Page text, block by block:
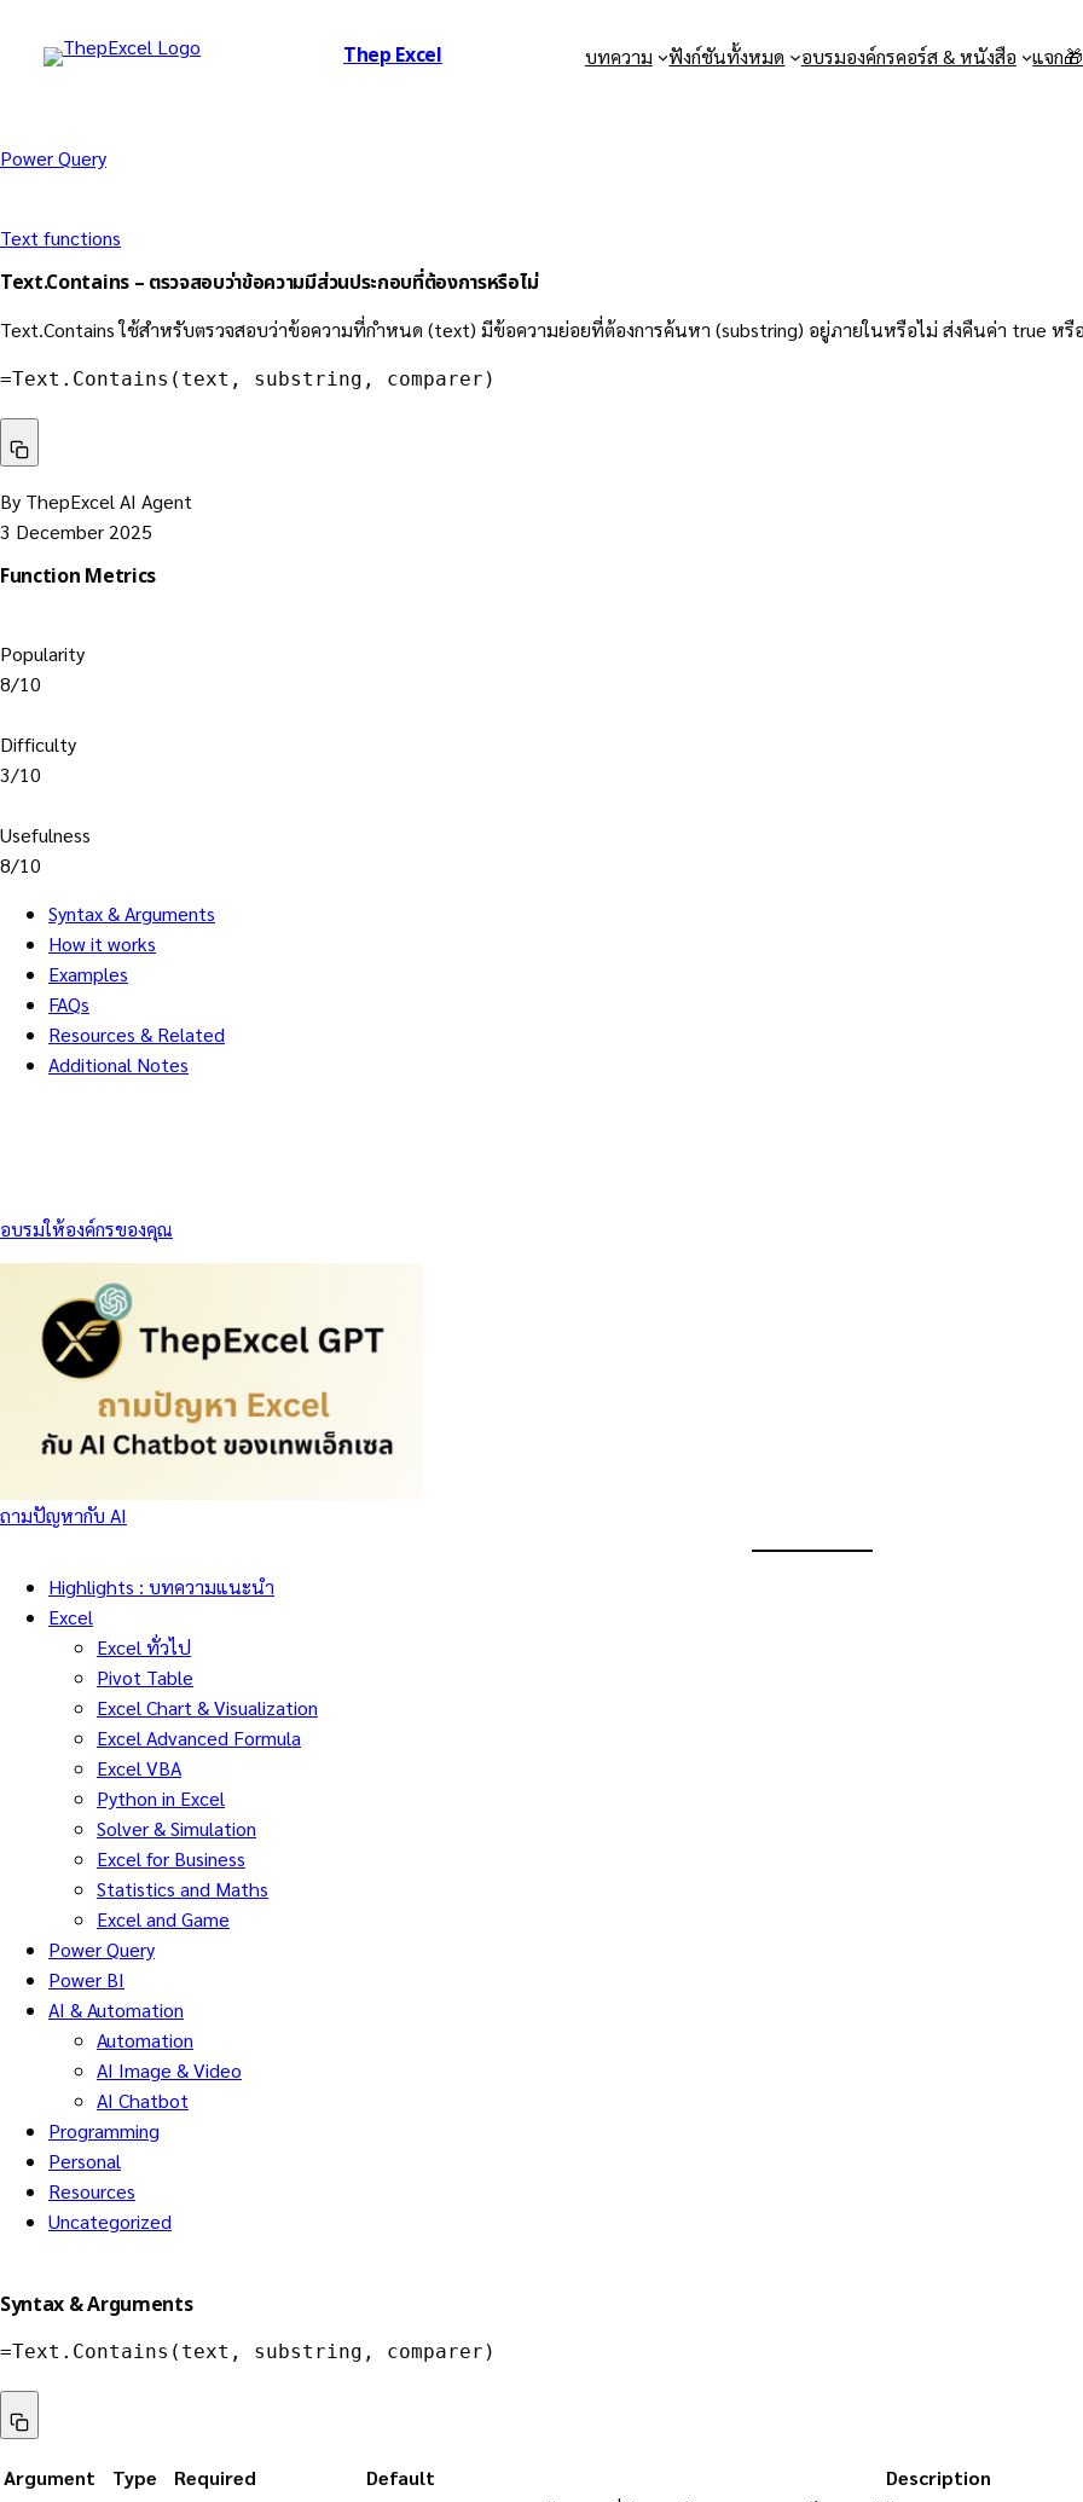
Thep Excel บทความ ฟังก์ชันทั้งหมด อบรมองค์กรคอร์ส & หนังสือ แจก🎁
Power Query
Text functions
Text.Contains – ตรวจสอบว่าข้อความมีส่วนประกอบที่ต้องการหรือไม่
Text.Contains ใช้สำหรับตรวจสอบว่าข้อความที่กำหนด (text) มีข้อความย่อยที่ต้องการค้นหา (substring) อยู่ภายในหรือไม่ ส่งคืนค่า true หรื
=Text.Contains ( text , substring , comparer )
By ThepExcel AI Agent
3 December 2025
Function Metrics
Popularity
8/10
Difficulty
3/10
Usefulness
8/10
Syntax & Arguments
How it works
Examples
FAQs
Resources & Related
Additional Notes
อบรมให้องค์กรของคุณ
ถามปัญหากับ AI
Highlights : บทความแนะนำ
Excel
Excel ทั่วไป
Pivot Table
Excel Chart & Visualization
Excel Advanced Formula
Excel VBA
Python in Excel
Solver & Simulation
Excel for Business
Statistics and Maths
Excel and Game
Power Query
Power BI
AI & Automation
Automation
AI Image & Video
AI Chatbot
Programming
Personal
Resources
Uncategorized
Syntax & Arguments
=Text.Contains ( text , substring , comparer )
Argument Type Required Default
Description